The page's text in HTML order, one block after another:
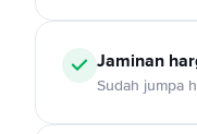
Jaminan
Sudah jumpa